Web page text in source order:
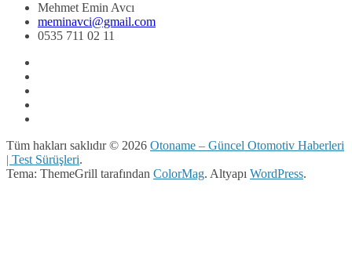
Mehmet Emin Avcı
meminavci@gmail.com
0535 711 02 11
Tüm hakları saklıdır © 2026 Otoname – Güncel Otomotiv Haberleri
| Test Sürüşleri.
Tema: ThemeGrill tarafından ColorMag. Altyapı WordPress.